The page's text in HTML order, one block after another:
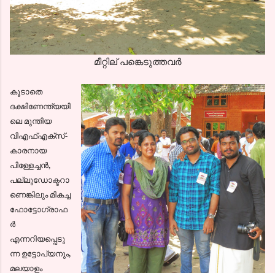
മീറ്റില് പങ്കെടുത്തവര്‍
കൂടാതെ
ദക്ഷിണേന്ത്യയി
ലെ മുന്തിയ
വിഎഫ്എക്സ്-
കാരനായ
പിള്ളേച്ചന്‍,
പല്ലുഡോക്ടറാ
ണെങ്കിലും മികച്ച
ഫോട്ടോഗ്രാഫ
ര്‍
എന്നറിയപ്പെടു
ന്ന ഉട്ടോപ്യനും,
മലയാളം